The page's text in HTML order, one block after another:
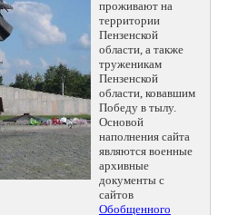
проживают на
территории
Пензенской
области, а также
труженикам
Пензенской
области, ковавшим
Победу в тылу.
Основой
наполнения сайта
являются военные
архивные
документы с
сайтов
Обобщенного